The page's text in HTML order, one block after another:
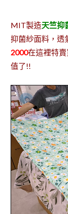
MIT製造天竺抑
抑菌紗面料，透
2000在這裡特
值了!!